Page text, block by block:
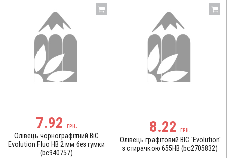
7.92 ГРН.
Олівець чорнографітний BiC
Evolution Fluo НВ 2 мм без гумки
(bc940757)
8.22 ГРН.
Олівець графітовий BIC 'Evolution'
з стирачкою 655HB (bc2705832)